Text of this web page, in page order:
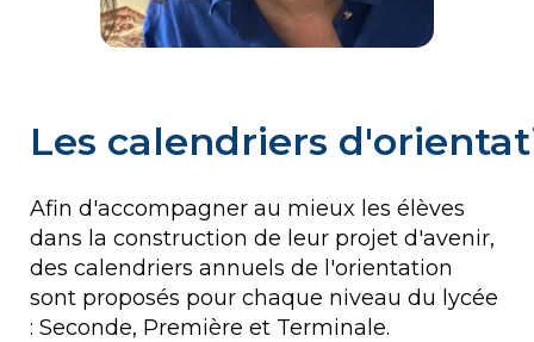
Les calendriers
Afin d'accompagner au mieux les élèves
dans la construction de leur projet d'avenir,
des calendriers annuels de l'orientation
sont proposés pour chaque niveau du lycée
: Seconde, Première et Terminale.